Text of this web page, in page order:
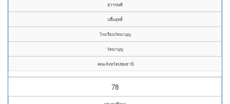
สุวรรณดี
ปลื้มสุทธิ์
โรงเรียนวัดนาบุญ
วัดนาบุญ
คณะจังหวัดปทุมธานี
78